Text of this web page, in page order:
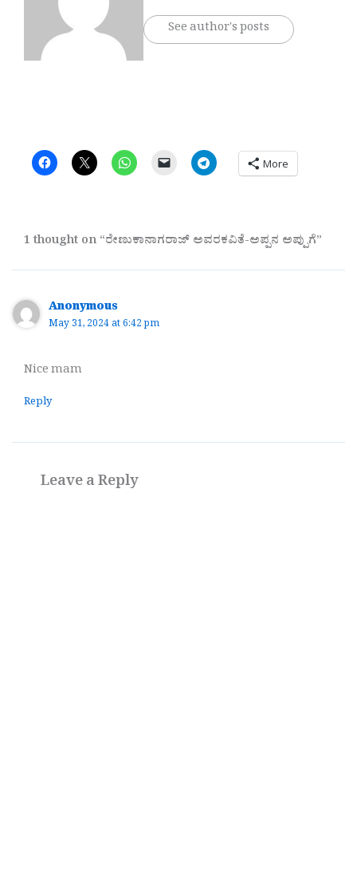
See author's posts
More
1 thought on “ರೇಣುಕಾನಾಗರಾಜ್ ಅವರಕವಿತೆ-ಅಪ್ಪನ ಅಪ್ಪುಗೆ”
Anonymous
May 31, 2024 at 6:42 pm
Nice mam
Reply
Leave a Reply